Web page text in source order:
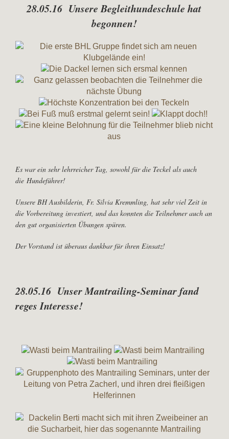
28.05.16 Unsere Begleithundeschule hat
begonnen!
Es war ein sehr lehrreicher Tag, sowohl für die Teckel als auch
die Hundeführer!
Unsere BH Ausbilderin, Fr. Silvia Kremmling, hat sehr viel Zeit in
die Vorbereitung investiert, und das konnten die Teilnehmer auch an
den gut organisierten Übungen spüren.
Der Vorstand ist überaus dankbar für ihren Einsatz!
28.05.16 Unser Mantrailing-Seminar fand
reges Interesse!